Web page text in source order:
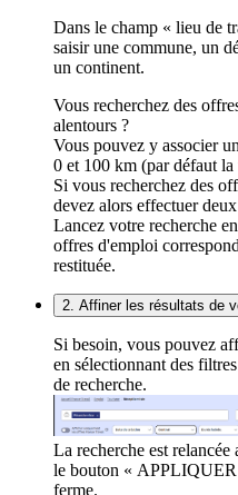
Dans le champ « lieu de
saisir une commune, un
un continent.
Vous recherchez des
alentours ?
Vous pouvez y associer
0 et 100 km (par défaut
Si vous recherchez des
devez alors effectuer
Lancez votre recherche
offres d'emploi
restituée.
2. Affiner les résultats de
Si besoin, vous pouvez
en sélectionnant des
de recherche.
La recherche est
le bouton «
ferme.